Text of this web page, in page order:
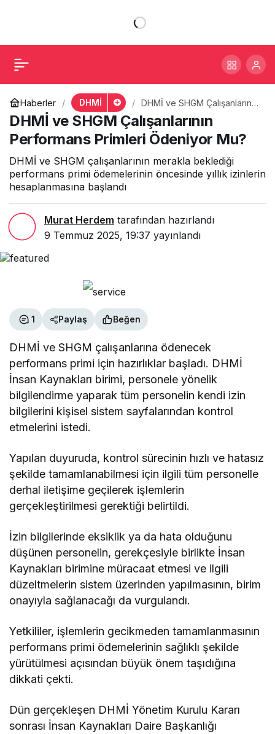
Haberler DHMİ
DHMİ ve SHGM Çalışanlarının
Performans Primleri
Ödeniyor Mu?
DHMİ ve SHGM Çalışanlarının
Performans Primleri Ödeniyor Mu?
DHMİ ve SHGM çalışanlarının merakla beklediği
performans primi ödemelerinin öncesinde yıllık izinlerin
hesaplanmasına başlandı
Murat Herdem tarafından hazırlandı
9 Temmuz 2025, 19:37 yayınlandı
1 Paylaş Beğen
DHMİ ve SHGM çalışanlarına ödenecek
performans primi için hazırlıklar başladı. DHMİ
İnsan Kaynakları birimi, personele yönelik
bilgilendirme yaparak tüm personelin kendi izin
bilgilerini kişisel sistem sayfalarından kontrol
etmelerini istedi.
Yapılan duyuruda, kontrol sürecinin hızlı ve hatasız
şekilde tamamlanabilmesi için ilgili tüm personelle
derhal iletişime geçilerek işlemlerin
gerçekleştirilmesi gerektiği belirtildi.
İzin bilgilerinde eksiklik ya da hata olduğunu
düşünen personelin, gerekçesiyle birlikte İnsan
Kaynakları birimine müracaat etmesi ve ilgili
düzeltmelerin sistem üzerinden yapılmasının, birim
onayıyla sağlanacağı da vurgulandı.
Yetkililer, işlemlerin gecikmeden tamamlanmasının
performans primi ödemelerinin sağlıklı şekilde
yürütülmesi açısından büyük önem taşıdığına
dikkati çekti.
Dün gerçekleşen DHMİ Yönetim Kurulu Kararı
sonrası İnsan Kaynakları Daire Başkanlığı
Performans Primleri
Ödeniyor Mu?